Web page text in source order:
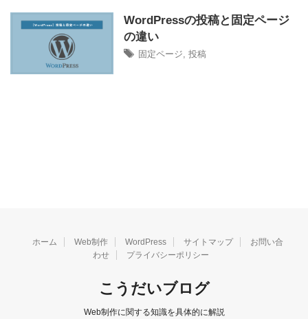
WordPressの投稿と固定ページ
の違い
固定ページ, 投稿
ホーム Web制作 WordPress サイトマップ
お問い合
わせ
プライバシーポリシー
こうだいブログ
Web制作に関する知識を具体的に解説